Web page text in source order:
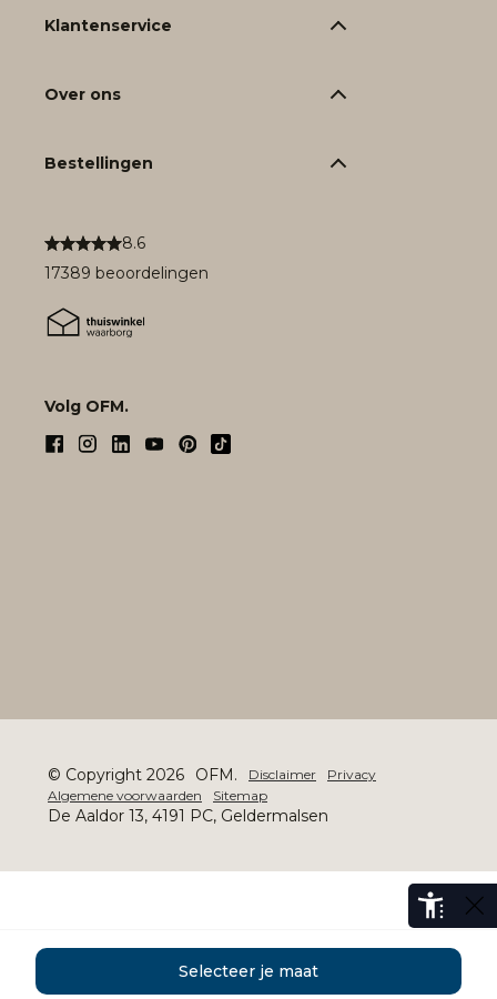
Selecteer je maat
8.6
17389 beoordelingen
Volg OFM.
Klantenservice
Over ons
Bestellingen
© Copyright 2026 OFM. Disclaimer
Privacy
Algemene voorwaarden
Sitemap
De Aaldor 13, 4191 PC, Geldermalsen